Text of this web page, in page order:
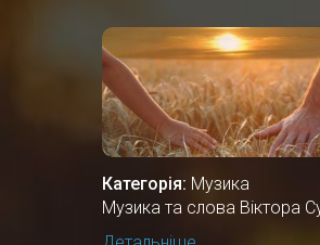
Категорія: Музика
Музика та слова Віктора